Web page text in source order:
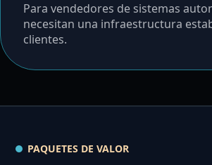
Para vendedores de sistemas
necesitan una infraestructura
clientes.
PAQUETES DE VALOR